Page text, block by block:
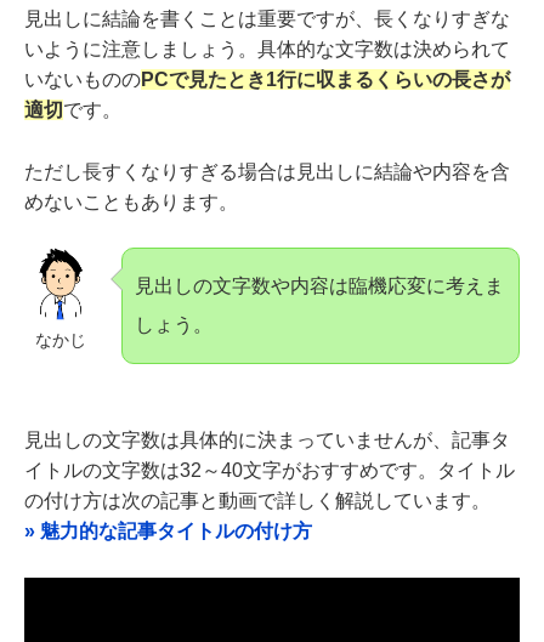
見出しに結論を書くことは重要ですが、長くなりすぎな
いように注意しましょう。具体的な文字数は決められて
いないもののPCで見たとき1行に収まるくらいの長さが
適切 です。
ただし長すくなりすぎる場合は見出しに結論や内容を含
めないこともあります。
なかじ
見出しの文字数や内容は臨機応変に考えま
しょう。
見出しの文字数は具体的に決まっていませんが、記事タ
イトルの文字数は32～40文字がおすすめです。タイトル
の付け方は次の記事と動画で詳しく解説しています。
» 魅力的な記事タイトルの付け方